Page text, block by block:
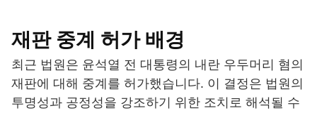
재판 중계 허가 배경
최근 법원은 윤석열 전 대통령의 내란 우두머리 혐의
재판에 대해 중계를 허가했습니다. 이 결정은 법원의
투명성과 공정성을 강조하기 위한 조치로 해석될 수